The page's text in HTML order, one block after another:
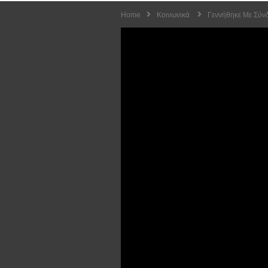
Home Κοινωνικά Γεννήθηκε Με